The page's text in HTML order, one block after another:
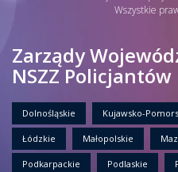
Wszystkie
Zarządy
NSZZ Policjantów
Dolnośląskie Kujawsko-
Łódzkie Małopolskie
Podkarpackie Podlaskie